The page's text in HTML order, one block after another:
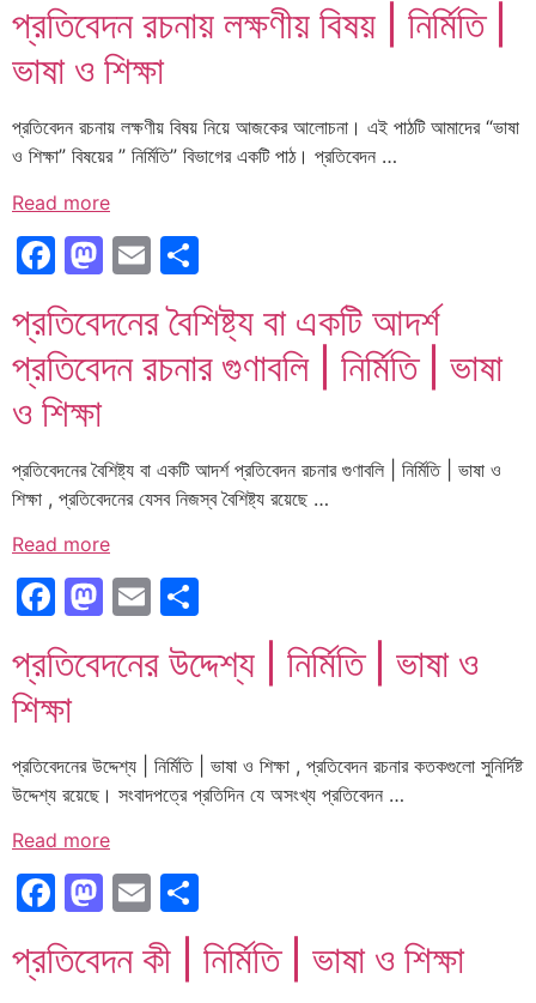
প্রতিবেদন রচনায় লক্ষণীয় বিষয় | নির্মিতি |
ভাষা ও শিক্ষা
প্রতিবেদন রচনায় লক্ষণীয় বিষয় নিয়ে আজকের আলোচনা। এই পাঠটি আমাদের “ভাষা
ও শিক্ষা” বিষয়ের ” নির্মিতি” বিভাগের একটি পাঠ। প্রতিবেদন …
Read more
Facebook
Mastodon
Email
প্রতিবেদনের বৈশিষ্ট্য বা একটি আদর্শ
প্রতিবেদন রচনার গুণাবলি | নির্মিতি | ভাষা
ও শিক্ষা
প্রতিবেদনের বৈশিষ্ট্য বা একটি আদর্শ প্রতিবেদন রচনার গুণাবলি | নির্মিতি | ভাষা ও
শিক্ষা , প্রতিবেদনের যেসব নিজস্ব বৈশিষ্ট্য রয়েছে …
Read more
Facebook
Mastodon
Email
প্রতিবেদনের উদ্দেশ্য | নির্মিতি | ভাষা ও
শিক্ষা
প্রতিবেদনের উদ্দেশ্য | নির্মিতি | ভাষা ও শিক্ষা , প্রতিবেদন রচনার কতকগুলো সুনির্দিষ্ট
উদ্দেশ্য রয়েছে। সংবাদপত্রে প্রতিদিন যে অসংখ্য প্রতিবেদন …
Read more
Facebook
Mastodon
Email
প্রতিবেদন কী | নির্মিতি | ভাষা ও শিক্ষা